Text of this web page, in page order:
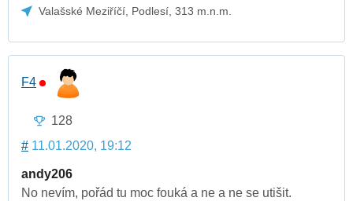
Valašské Meziříčí, Podlesí, 313 m.n.m.
F4
128
# 11.01.2020, 19:12
andy206
No nevím, pořád tu moc fouká a ne a ne se utišit.